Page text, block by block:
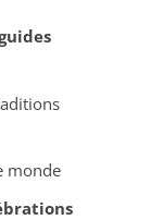
monde